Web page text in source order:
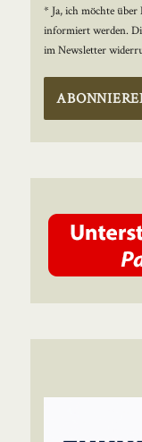
* Ja, ich möchte
informiert werden.
im Newsletter